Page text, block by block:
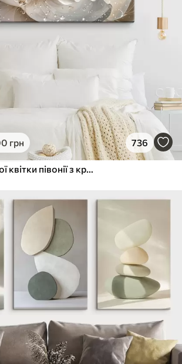
грн 736
Крупний план білої квітки півонії з крапельками води на пелюстках на розмитому фоні